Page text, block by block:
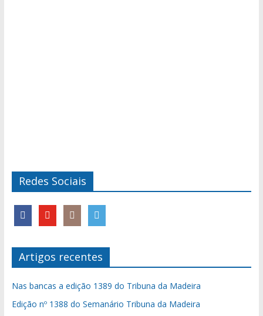
Redes Sociais
Artigos recentes
Nas bancas a edição 1389 do Tribuna da Madeira
Edição nº 1388 do Semanário Tribuna da Madeira